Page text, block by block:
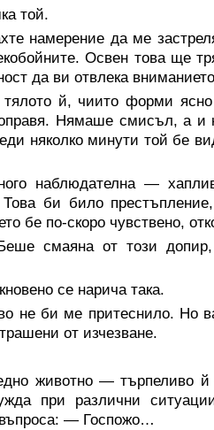
той.
намерение да ме
Освен това ще
да ви отвлека
й, чиито форми
Нямаше смисъл, а и
няколко минути той бе
наблюдателна —
би било
бе по-скоро чувствено,
смаяна от този
се нарича така.
би ме притеснило. Но
от изчезване.
животно — търпеливо й
при различни
— Госпожо…